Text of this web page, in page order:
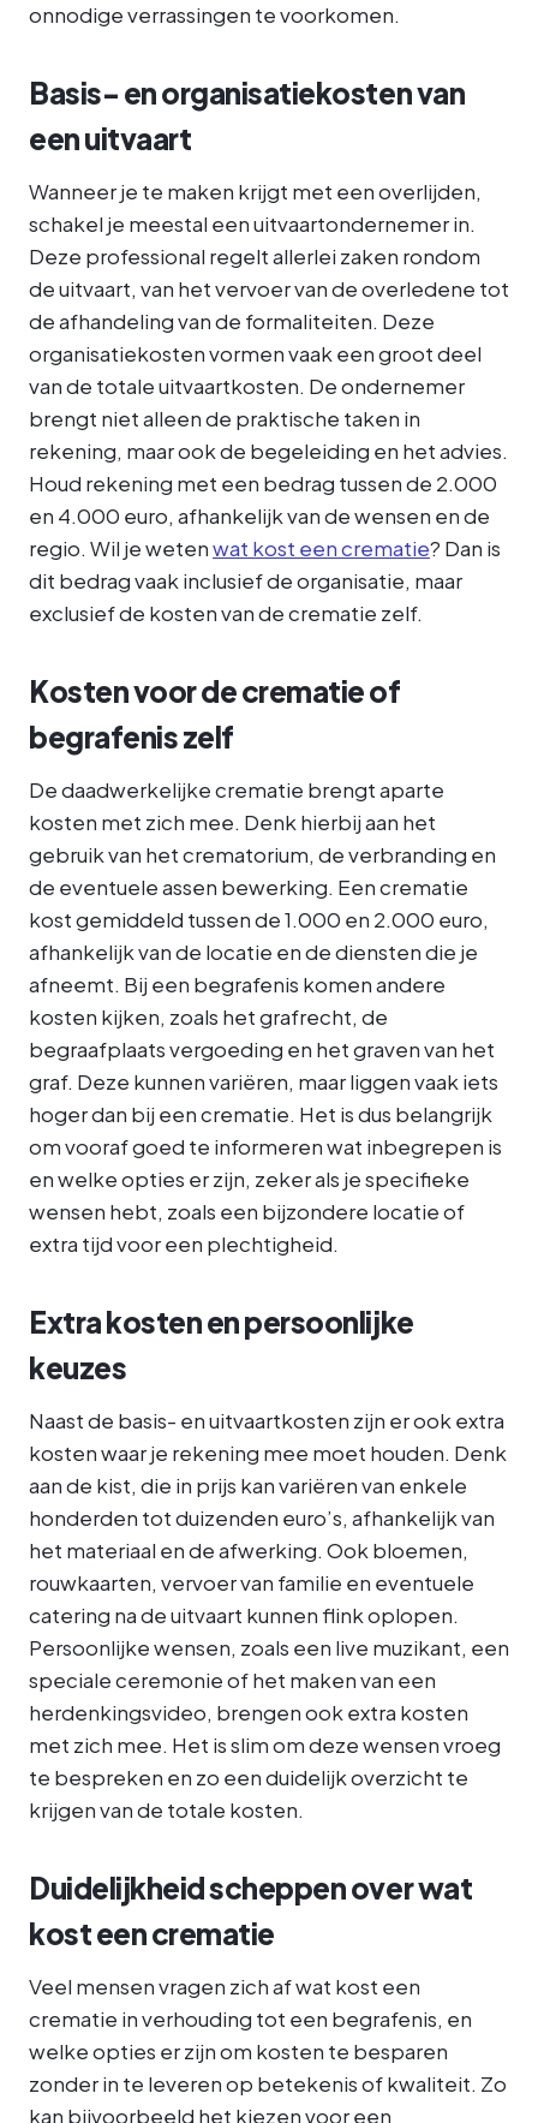
onnodige verrassingen te voorkomen.
Basis- en organisatiekosten van
een uitvaart
Wanneer je te maken krijgt met een overlijden,
schakel je meestal een uitvaartondernemer in.
Deze professional regelt allerlei zaken rondom
de uitvaart, van het vervoer van de overledene tot
de afhandeling van de formaliteiten. Deze
organisatiekosten vormen vaak een groot deel
van de totale uitvaartkosten. De ondernemer
brengt niet alleen de praktische taken in
rekening, maar ook de begeleiding en het advies.
Houd rekening met een bedrag tussen de 2.000
en 4.000 euro, afhankelijk van de wensen en de
regio. Wil je wetenwat kost een crematie? Dan is
dit bedrag vaak inclusief de organisatie, maar
exclusief de kosten van de crematie zelf.
Kosten voor de crematie of
begrafenis zelf
De daadwerkelijke crematie brengt aparte
kosten met zich mee. Denk hierbij aan het
gebruik van het crematorium, de verbranding en
de eventuele assen bewerking. Een crematie
kost gemiddeld tussen de 1.000 en 2.000 euro,
afhankelijk van de locatie en de diensten die je
afneemt. Bij een begrafenis komen andere
kosten kijken, zoals het grafrecht, de
begraafplaats vergoeding en het graven van het
graf. Deze kunnen variëren, maar liggen vaak iets
hoger dan bij een crematie. Het is dus belangrijk
om vooraf goed te informeren wat inbegrepen is
en welke opties er zijn, zeker als je specifieke
wensen hebt, zoals een bijzondere locatie of
extra tijd voor een plechtigheid.
Extra kosten en persoonlijke
keuzes
Naast de basis- en uitvaartkosten zijn er ook extra
kosten waar je rekening mee moet houden. Denk
aan de kist, die in prijs kan variëren van enkele
honderden tot duizenden euro’s, afhankelijk van
het materiaal en de afwerking. Ook bloemen,
rouwkaarten, vervoer van familie en eventuele
catering na de uitvaart kunnen flink oplopen.
Persoonlijke wensen, zoals een live muzikant, een
speciale ceremonie of het maken van een
herdenkingsvideo, brengen ook extra kosten
met zich mee. Het is slim om deze wensen vroeg
te bespreken en zo een duidelijk overzicht te
krijgen van de totale kosten.
Duidelijkheid scheppen over wat
kost een crematie
Veel mensen vragen zich af wat kost een
crematie in verhouding tot een begrafenis, en
welke opties er zijn om kosten te besparen
zonder in te leveren op betekenis of kwaliteit. Zo
kan bijvoorbeeld het kiezen voor een